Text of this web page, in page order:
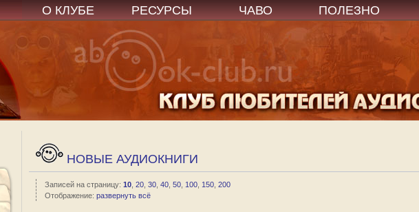
О КЛУБЕ РЕСУРСЫ ЧАВО ПОЛЕЗНО
НОВЫЕ АУДИОКНИГИ
Записей на страницу: 10, 20, 30, 40, 50, 100, 150, 200
Отображение: развернуть всё